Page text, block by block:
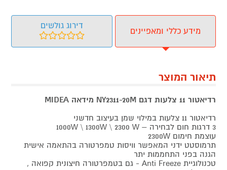
מידע כללי ומאפיינים
דירוג גולשים
תיאור המוצר
רדיאטור 11 צלעות דגם NY2311-20M מידאה MIDEA
רדיאטור 11 צלעות במילוי שמן בעיצוב חדשני
3 דרגות חום לבחירה – 1000W \ 1300W \ 2300 W
עוצמת חימום 2300W
תרמוסטט ידני המאפשר וויסות טמפרטורה בהתאמה אישית
הגנה בפני התחממות יתר
טכנולוגיית Anti Freeze - גם בטמפרטורה חיצונית קפואה ,